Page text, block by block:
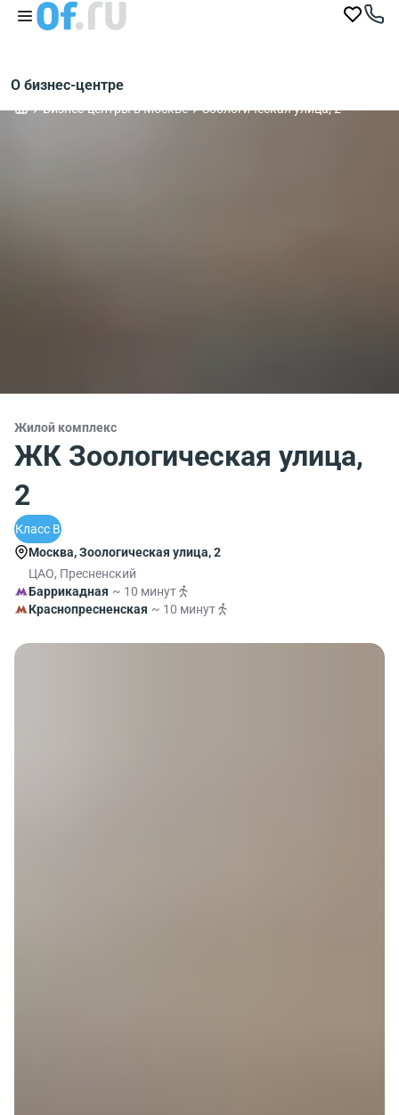
О бизнес-центре
Бизнес-центры в Москве Зоологическая улица, 2
Жилой комплекс
ЖК Зоологическая улица,
2
Класс B
Москва, Зоологическая улица, 2
ЦАО, Пресненский
Баррикадная ~ 10 минут
Краснопресненская ~ 10 минут